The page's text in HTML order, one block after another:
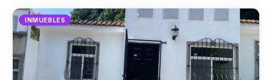
INMUEBLES